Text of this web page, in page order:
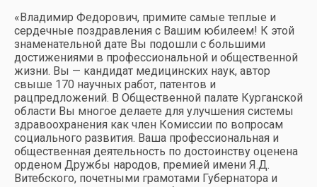
«Владимир Федорович, примите самые теплые и
сердечные поздравления с Вашим юбилеем! К этой
знаменательной дате Вы подошли с большими
достижениями в профессиональной и общественной
жизни. Вы — кандидат медицинских наук, автор
свыше 170 научных работ, патентов и
рацпредложений. В Общественной палате Курганской
области Вы многое делаете для улучшения системы
здравоохранения как член Комиссии по вопросам
социального развития. Ваша профессиональная и
общественная деятельность по достоинству оценена
орденом Дружбы народов, премией имени Я.Д.
Витебского, почетными грамотами Губернатора и